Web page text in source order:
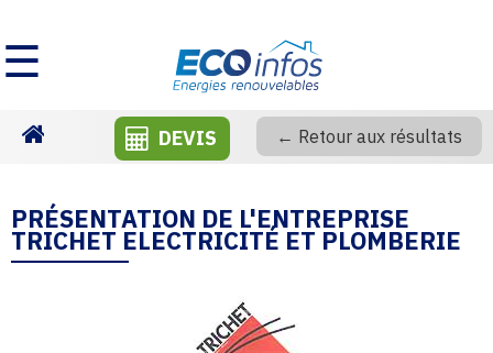
☰
DEVIS ← Retour aux résultats
PRÉSENTATION DE L'ENTREPRISE
TRICHET ELECTRICITÉ ET PLOMBERIE